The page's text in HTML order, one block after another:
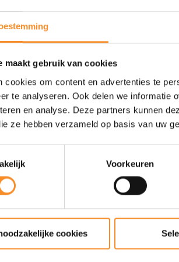
maakt gebruik van cookies
cookies om content en advertenties te
te analyseren. Ook delen we informatie
en analyse. Deze partners kunnen
ze hebben verzameld op basis van uw
Voorkeuren
cookies